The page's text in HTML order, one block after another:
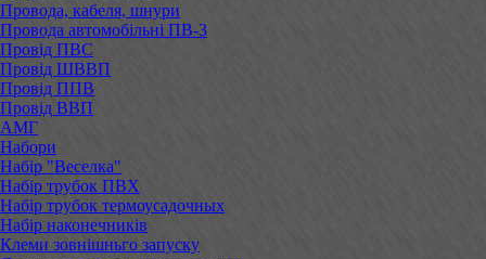
Провода, кабеля, шнури
Провода автомобільні ПВ-3
Провід ПВС
Провід ШВВП
Провід ППВ
Провід ВВП
АМГ
Набори
Набір "Веселка"
Набір трубок ПВХ
Набір трубок термоусадочных
Набір наконечників
Клеми зовнішньго запуску